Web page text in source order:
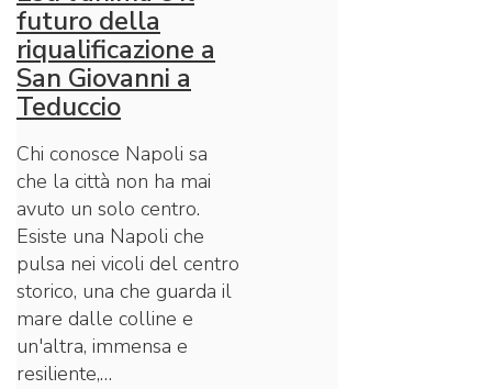
futuro della
riqualificazione a
San Giovanni a
Teduccio
Chi conosce Napoli sa
che la città non ha mai
avuto un solo centro.
Esiste una Napoli che
pulsa nei vicoli del centro
storico, una che guarda il
mare dalle colline e
un'altra, immensa e
resiliente,…